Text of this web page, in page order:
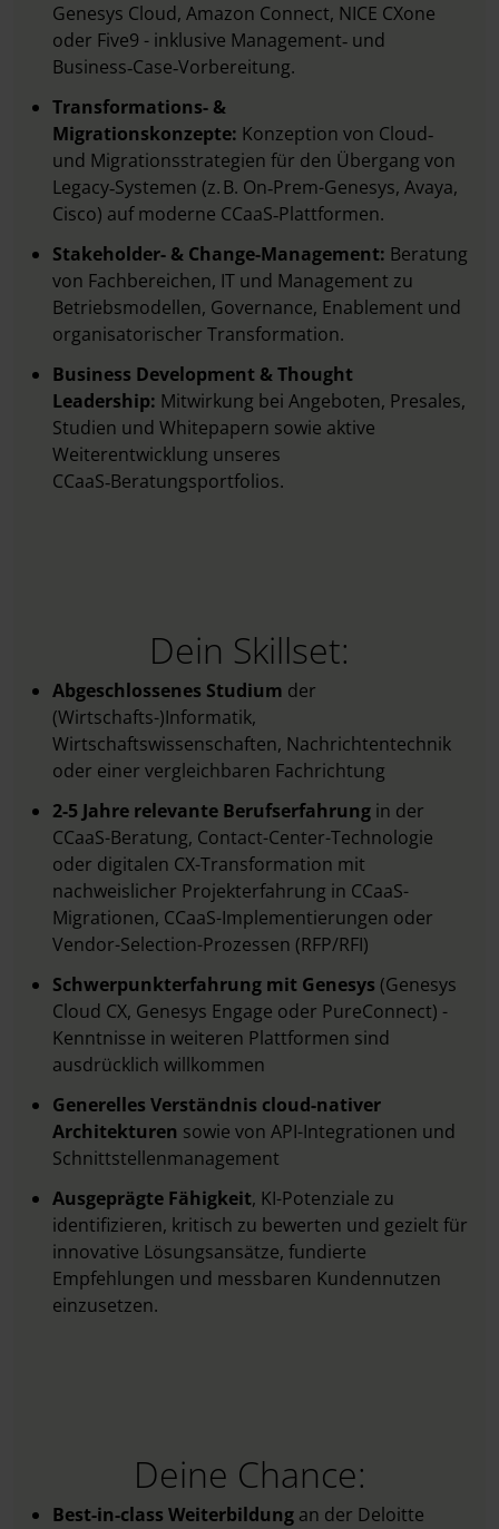
Genesys Cloud, Amazon Connect, NICE CXone
oder Five9 - inklusive Management‑ und
Business‑Case‑Vorbereitung.
Transformations- &
Migrationskonzepte: Konzeption von Cloud‑
und Migrationsstrategien für den Übergang von
Legacy‑Systemen (z. B. On‑Prem-Genesys, Avaya,
Cisco) auf moderne CCaaS‑Plattformen.
Stakeholder- & Change-Management: Beratung
von Fachbereichen, IT und Management zu
Betriebsmodellen, Governance, Enablement und
organisatorischer Transformation.
Business Development & Thought
Leadership: Mitwirkung bei Angeboten, Presales,
Studien und Whitepapern sowie aktive
Weiterentwicklung unseres
CCaaS‑Beratungsportfolios.
Dein Skillset:
Abgeschlossenes Studium der
(Wirtschafts-)Informatik,
Wirtschaftswissenschaften, Nachrichtentechnik
oder einer vergleichbaren Fachrichtung
2-5 Jahre relevante Berufserfahrung in der
CCaaS-Beratung, Contact-Center-Technologie
oder digitalen CX-Transformation mit
nachweislicher Projekterfahrung in CCaaS-
Migrationen, CCaaS-Implementierungen oder
Vendor-Selection-Prozessen (RFP/RFI)
Schwerpunkterfahrung mit Genesys (Genesys
Cloud CX, Genesys Engage oder PureConnect) -
Kenntnisse in weiteren Plattformen sind
ausdrücklich willkommen
Generelles Verständnis cloud-nativer
Architekturen sowie von API-Integrationen und
Schnittstellenmanagement
Ausgeprägte Fähigkeit, KI-Potenziale zu
identifizieren, kritisch zu bewerten und gezielt für
innovative Lösungsansätze, fundierte
Empfehlungen und messbaren Kundennutzen
einzusetzen.​
Deine Chance:
Best-in-class Weiterbildung an der Deloitte